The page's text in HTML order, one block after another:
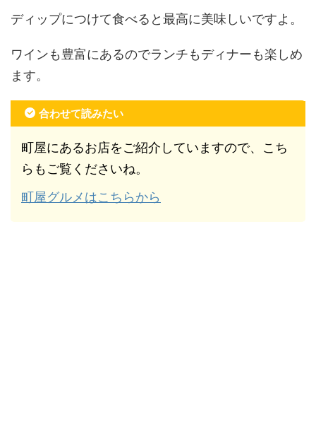
ディップにつけて食べると最高に美味しいですよ。
ワインも豊富にあるのでランチもディナーも楽しめ
ます。
合わせて読みたい
町屋にあるお店をご紹介していますので、こち
らもご覧くださいね。
町屋グルメはこちらから